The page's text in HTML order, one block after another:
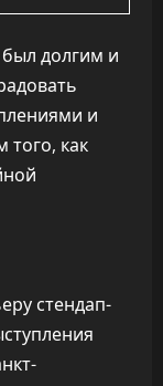
долгим и
и
того, как
стендап-